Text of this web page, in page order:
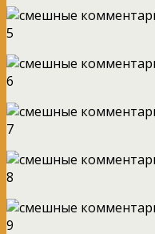
5
6
7
8
9